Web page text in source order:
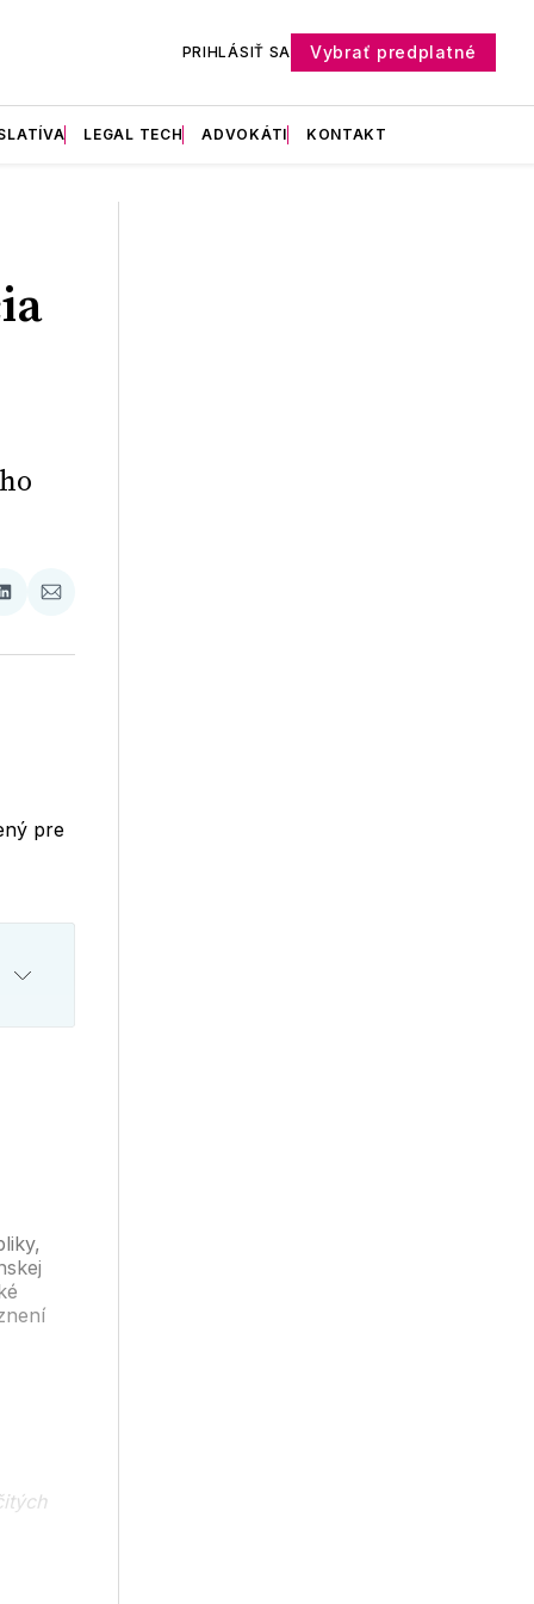
PRIHLÁSIŤ SA Vybrať predplatné
LEGAL TECH ADVOKÁTI KONTAKT
Zdieľať
LinkedIne
Zdieľať
E-
pre